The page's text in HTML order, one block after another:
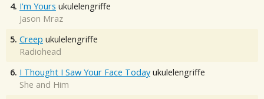
4. I'm Yours ukulelengriffe
Jason Mraz
5. Creep ukulelengriffe
Radiohead
6. I Thought I Saw Your Face Today ukulelengriffe
She and Him